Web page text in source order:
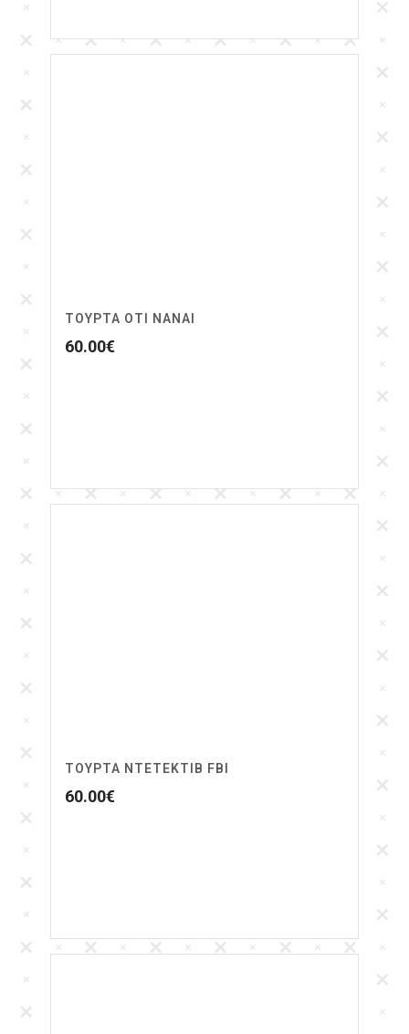
ΤΟΥΡΤΑ ΟΤΙ ΝΑΝΑΙ
60.00€
ΤΟΥΡΤΑ ΝΤΕΤΕΚΤΙΒ FBI
60.00€